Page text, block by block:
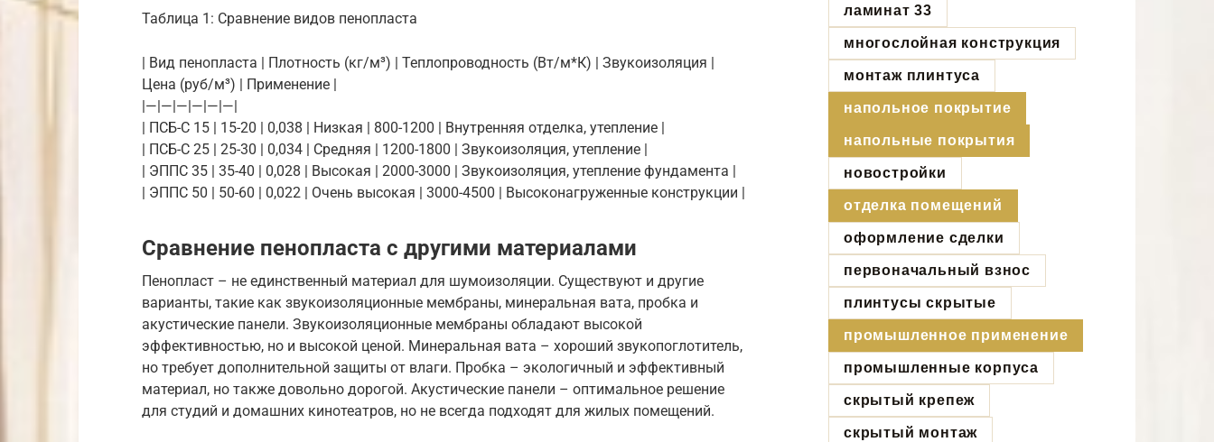
Таблица 1: Сравнение видов пенопласта
| Вид пенопласта | Плотность (кг/м³) | Теплопроводность (Вт/м*К) | Звукоизоляция |
Цена (руб/м³) | Применение |
|—|—|—|—|—|—|
| ПСБ-С 15 | 15-20 | 0,038 | Низкая | 800-1200 | Внутренняя отделка, утепление |
| ПСБ-С 25 | 25-30 | 0,034 | Средняя | 1200-1800 | Звукоизоляция, утепление |
| ЭППС 35 | 35-40 | 0,028 | Высокая | 2000-3000 | Звукоизоляция, утепление фундамента |
| ЭППС 50 | 50-60 | 0,022 | Очень высокая | 3000-4500 | Высоконагруженные конструкции |
Сравнение пенопласта с другими материалами
Пенопласт – не единственный материал для шумоизоляции. Существуют и другие
варианты, такие как звукоизоляционные мембраны, минеральная вата, пробка и
акустические панели. Звукоизоляционные мембраны обладают высокой
эффективностью, но и высокой ценой. Минеральная вата – хороший звукопоглотитель,
но требует дополнительной защиты от влаги. Пробка – экологичный и эффективный
материал, но также довольно дорогой. Акустические панели – оптимальное решение
для студий и домашних кинотеатров, но не всегда подходят для жилых помещений.
ламинат 33
многослойная конструкция
монтаж плинтуса
напольное покрытие
напольные покрытия
новостройки
отделка помещений
оформление сделки
первоначальный взнос
плинтусы скрытые
промышленное применение
промышленные корпуса
скрытый крепеж
скрытый монтаж